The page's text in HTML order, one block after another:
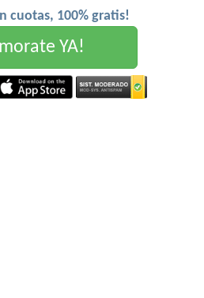
cuotas, 100% gratis!
YA!